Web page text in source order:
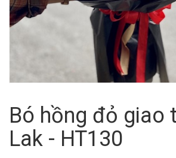
Bó hồng đỏ giao
Lak - HT130